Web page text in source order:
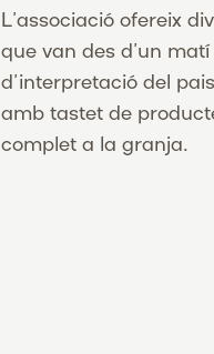
L’associació ofereix
que van des d’un
d’interpretació del
amb tastet de
complet a la granja.